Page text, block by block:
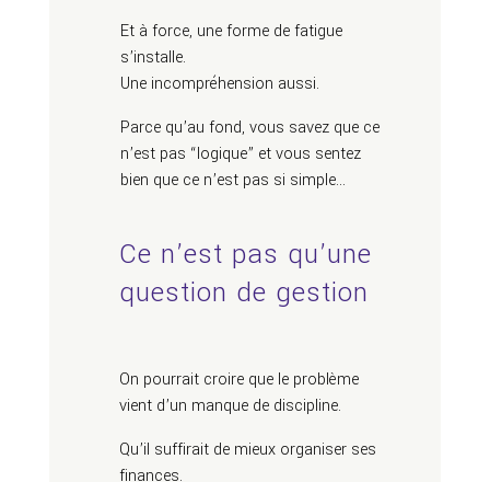
Et à force, une forme de fatigue
s’installe.
Une incompréhension aussi.
Parce qu’au fond, vous savez que ce
n’est pas “logique” et vous sentez
bien que ce n’est pas si simple…
Ce n’est pas qu’une
question de gestion
On pourrait croire que le problème
vient d’un manque de discipline.
Qu’il suffirait de mieux organiser ses
finances.